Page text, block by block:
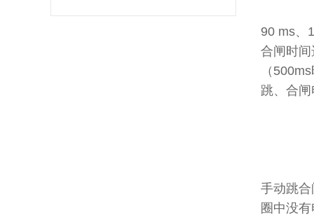
20ms
90 ms、
合闸时
（
跳、合
∞Ω、
合闸
∞Ω、
跳、
手动跳
圈中没